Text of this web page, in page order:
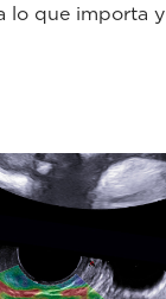
lo que importa y